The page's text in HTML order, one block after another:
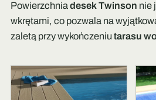
Powierzchnia desek Twinson nie
wkrętami, co pozwala na
zaletą przy wykończeniutarasu